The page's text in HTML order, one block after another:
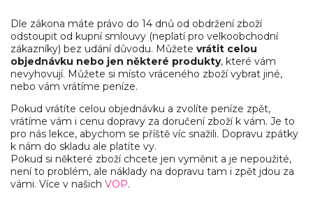
Dle zákona máte právo do 14 dnů od obdržení zboží
odstoupit od kupní smlouvy (neplatí pro velkoobchodní
zákazníky) bez udání důvodu. Můžete vrátit celou
objednávku nebo jen některé produkty, které vám
nevyhovují. Můžete si místo vráceného zboží vybrat jiné,
nebo vám vrátíme peníze.
Pokud vrátíte celou objednávku a zvolíte peníze zpět,
vrátíme vám i cenu dopravy za doručení zboží k vám. Je to
pro nás lekce, abychom se příště víc snažili. Dopravu zpátky
k nám do skladu ale platíte vy.
Pokud si některé zboží chcete jen vyměnit a je nepoužité,
není to problém, ale náklady na dopravu tam i zpět jdou za
vámi. Více v našich VOP.